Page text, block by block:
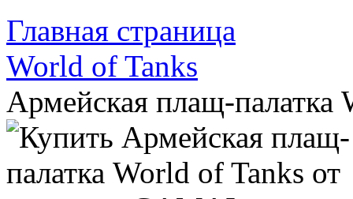
Главная страница
World of Tanks
Армейская плащ-палатка